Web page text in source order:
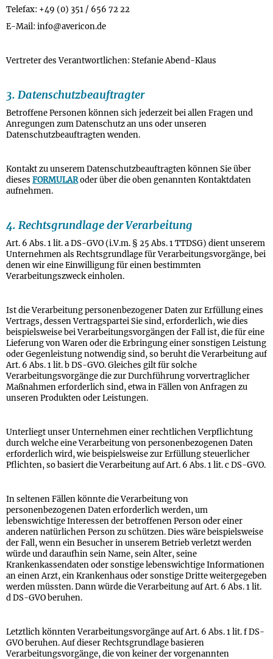
Telefax: +49 (0) 351 / 656 72 22
E-Mail: info@avericon.de
Vertreter des Verantwortlichen: Stefanie Abend-Klaus
3. Datenschutzbeauftragter
Betroffene Personen können sich jederzeit bei allen Fragen und
Anregungen zum Datenschutz an uns oder unseren
Datenschutzbeauftragten wenden.
Kontakt zu unserem Datenschutzbeauftragten können Sie über
dieses FORMULARoder über die oben genannten Kontaktdaten
aufnehmen.
4. Rechtsgrundlage der Verarbeitung
Art. 6 Abs. 1 lit. a DS-GVO (i.V.m. § 25 Abs. 1 TTDSG) dient unserem
Unternehmen als Rechtsgrundlage für Verarbeitungsvorgänge, bei
denen wir eine Einwilligung für einen bestimmten
Verarbeitungszweck einholen.
Ist die Verarbeitung personenbezogener Daten zur Erfüllung eines
Vertrags, dessen Vertragspartei Sie sind, erforderlich, wie dies
beispielsweise bei Verarbeitungsvorgängen der Fall ist, die für eine
Lieferung von Waren oder die Erbringung einer sonstigen Leistung
oder Gegenleistung notwendig sind, so beruht die Verarbeitung auf
Art. 6 Abs. 1 lit. b DS-GVO. Gleiches gilt für solche
Verarbeitungsvorgänge die zur Durchführung vorvertraglicher
Maßnahmen erforderlich sind, etwa in Fällen von Anfragen zu
unseren Produkten oder Leistungen.
Unterliegt unser Unternehmen einer rechtlichen Verpflichtung
durch welche eine Verarbeitung von personenbezogenen Daten
erforderlich wird, wie beispielsweise zur Erfüllung steuerlicher
Pflichten, so basiert die Verarbeitung auf Art. 6 Abs. 1 lit. c DS-GVO.
In seltenen Fällen könnte die Verarbeitung von
personenbezogenen Daten erforderlich werden, um
lebenswichtige Interessen der betroffenen Person oder einer
anderen natürlichen Person zu schützen. Dies wäre beispielsweise
der Fall, wenn ein Besucher in unserem Betrieb verletzt werden
würde und daraufhin sein Name, sein Alter, seine
Krankenkassendaten oder sonstige lebenswichtige Informationen
an einen Arzt, ein Krankenhaus oder sonstige Dritte weitergegeben
werden müssten. Dann würde die Verarbeitung auf Art. 6 Abs. 1 lit.
d DS-GVO beruhen.
Letztlich könnten Verarbeitungsvorgänge auf Art. 6 Abs. 1 lit. f DS-
GVO beruhen. Auf dieser Rechtsgrundlage basieren
Verarbeitungsvorgänge, die von keiner der vorgenannten